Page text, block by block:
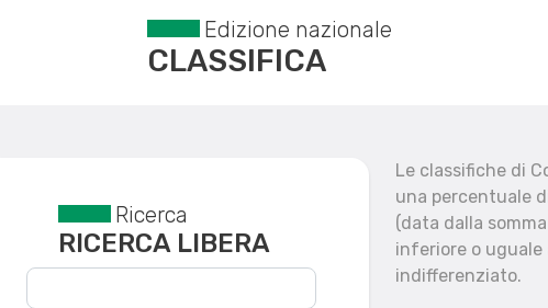
Edizione nazionale
CLASSIFICA
Reset filtri
Ricerca
RICERCA LIBERA
Le classifiche di
una percentuale
(data dalla
inferiore o uguale
indifferenziato.